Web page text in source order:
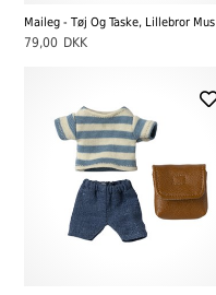
Maileg - Tøj Og Taske, Lillebror Mus
79,00 DKK